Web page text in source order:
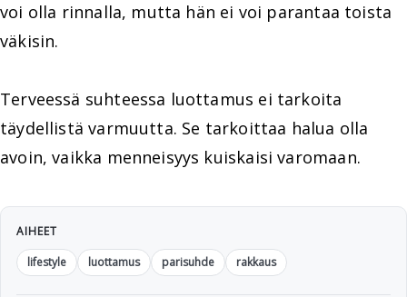
voi olla rinnalla, mutta hän ei voi parantaa toista
väkisin.
Terveessä suhteessa luottamus ei tarkoita
täydellistä varmuutta. Se tarkoittaa halua olla
avoin, vaikka menneisyys kuiskaisi varomaan.
AIHEET
lifestyle
luottamus parisuhde rakkaus